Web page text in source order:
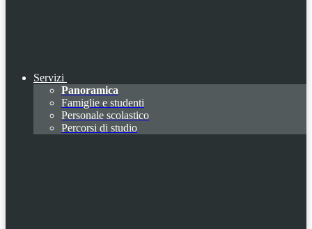
Servizi
Panoramica
Famiglie e studenti
Personale scolastico
Percorsi di studio